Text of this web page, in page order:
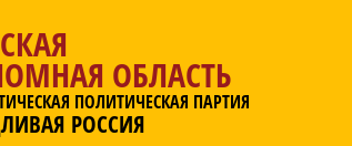
ОБЛАСТЬ
ПОЛИТИЧЕСКАЯ ПАРТИЯ
РОССИЯ